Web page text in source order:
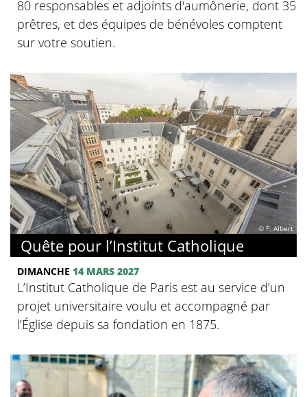
80 responsables et adjoints d'aumônerie, dont 35
prêtres, et des équipes de bénévoles comptent
sur votre soutien.
© F. Albert
Quête pour l’Institut Catholique
DIMANCHE 14 MARS 2027
L’Institut Catholique de Paris est au service d’un
projet universitaire voulu et accompagné par
l’Église depuis sa fondation en 1875.